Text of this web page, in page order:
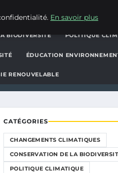
BIODIVERSITÉ POLITIQUE
ÉDUCATION
RENOUVELABLE
CATÉGORIES
CHANGEMENTS CLIMATIQUES
CONSERVATION DE LA
POLITIQUE CLIMATIQUE
En savoir plus